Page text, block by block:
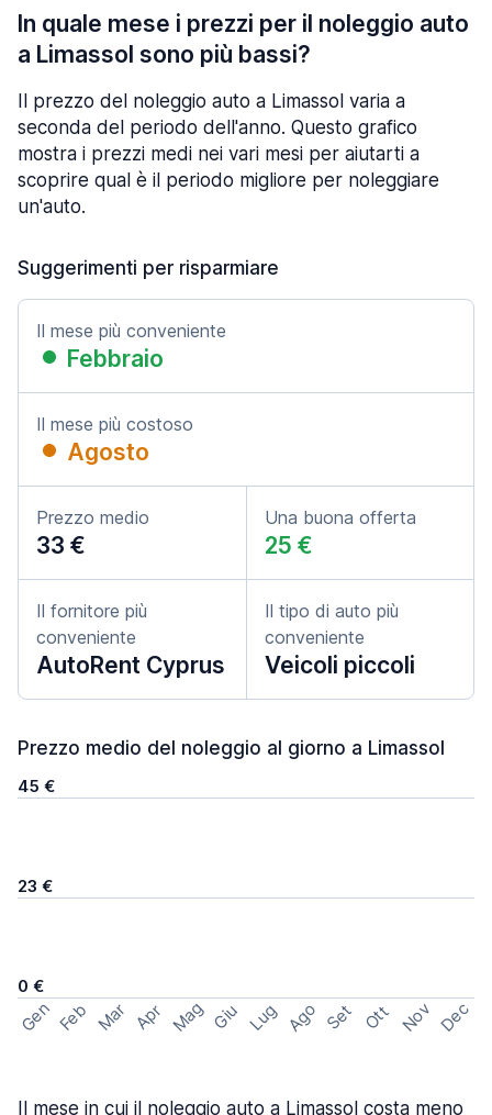
In quale mese i prezzi per il noleggio auto
a Limassol sono più bassi?
Il prezzo del noleggio auto a Limassol varia a
seconda del periodo dell'anno. Questo grafico
mostra i prezzi medi nei vari mesi per aiutarti a
scoprire qual è il periodo migliore per noleggiare
un'auto.
Suggerimenti per risparmiare
Il mese più conveniente
Febbraio
Il mese più costoso
Agosto
Prezzo medio
33 €
Una buona offerta
25 €
Il fornitore più
conveniente
AutoRent Cyprus
Il tipo di auto più
conveniente
Veicoli piccoli
Prezzo medio del noleggio al giorno a Limassol
45 €
23 €
0 €
Gen Feb Mar Apr Mag Giu Lug Ago Set Ott Nov Dec
Il mese in cui il noleggio auto a Limassol costa meno